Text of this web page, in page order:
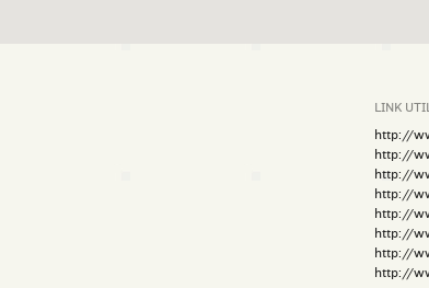
LINK
http://
http://
http://
http://
http://
http://
http://
http://